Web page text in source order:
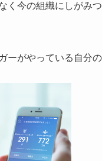
く今の組織にしがみ
ーがやっている自分